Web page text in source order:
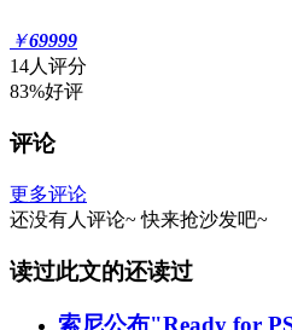
￥69999
14人评分
83%好评
评论
更多评论
还没有人评论~ 快来抢沙发吧~
读过此文的还读过